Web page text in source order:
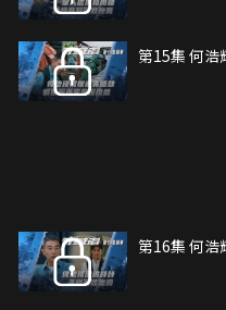
第15集 何浩
第16集 何浩